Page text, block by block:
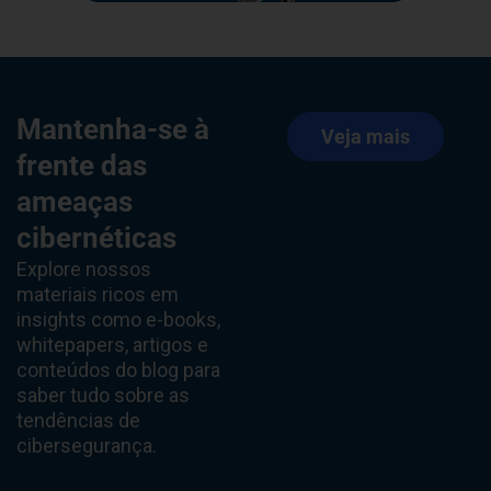
Mantenha-se à
frente das
ameaças
cibernéticas
Explore nossos
materiais ricos em
insights como e-books,
whitepapers, artigos e
conteúdos do blog para
saber tudo sobre as
tendências de
cibersegurança.
Veja mais